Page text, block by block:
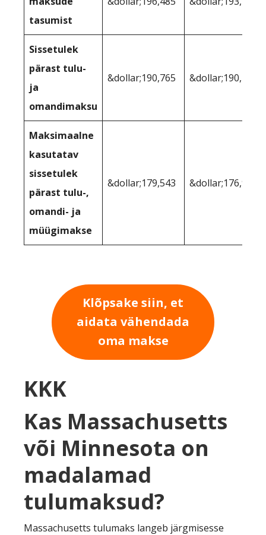
tasumist
Sissetulek
pärast tulu-
ja
omandimaksu
&dollar;190,765 &dollar;190,226
Maksimaalne
kasutatav
sissetulek
pärast tulu-,
omandi- ja
müügimakse
&dollar;179,543 &dollar;176,971
Klõpsake siin, et
aidata vähendada
oma makse
KKK
Kas Massachusetts
või Minnesota on
madalamad
tulumaksud?
Massachusetts tulumaks langeb järgmisesse